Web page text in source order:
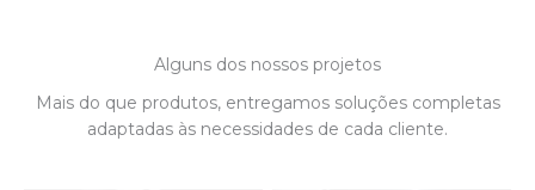
Alguns dos nossos projetos
Mais do que produtos, entregamos soluções completas
adaptadas às necessidades de cada cliente.